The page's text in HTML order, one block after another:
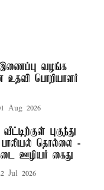
வழங்க
பொறியாளர்
Aug 2026
புகுந்து
தொல்லை -
ஊழியர் கைது
Jul 2026